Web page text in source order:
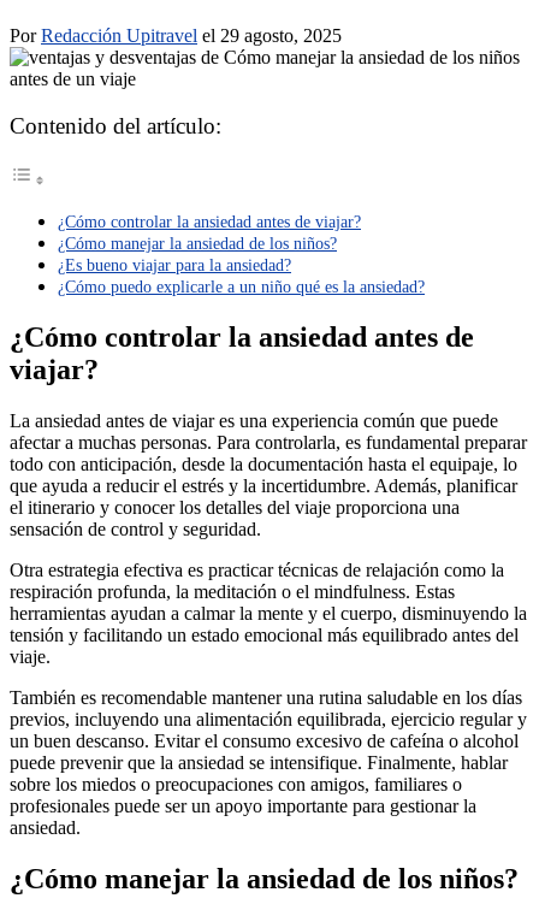
PorRedacción Upitravel el 29 agosto, 2025
Contenido del artículo:
¿Cómo controlar la ansiedad antes de viajar?
¿Cómo manejar la ansiedad de los niños?
¿Es bueno viajar para la ansiedad?
¿Cómo puedo explicarle a un niño qué es la ansiedad?
¿Cómo controlar la ansiedad antes de
viajar?
La ansiedad antes de viajar es una experiencia común que puede
afectar a muchas personas. Para controlarla, es fundamental preparar
todo con anticipación, desde la documentación hasta el equipaje, lo
que ayuda a reducir el estrés y la incertidumbre. Además, planificar
el itinerario y conocer los detalles del viaje proporciona una
sensación de control y seguridad.
Otra estrategia efectiva es practicar técnicas de relajación como la
respiración profunda, la meditación o el mindfulness. Estas
herramientas ayudan a calmar la mente y el cuerpo, disminuyendo la
tensión y facilitando un estado emocional más equilibrado antes del
viaje.
También es recomendable mantener una rutina saludable en los días
previos, incluyendo una alimentación equilibrada, ejercicio regular y
un buen descanso. Evitar el consumo excesivo de cafeína o alcohol
puede prevenir que la ansiedad se intensifique. Finalmente, hablar
sobre los miedos o preocupaciones con amigos, familiares o
profesionales puede ser un apoyo importante para gestionar la
ansiedad.
¿Cómo manejar la ansiedad de los niños?